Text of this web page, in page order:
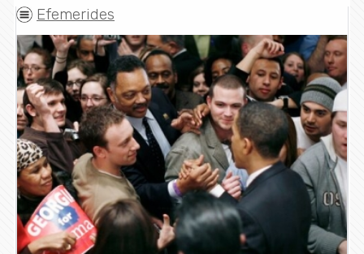
Efemerides